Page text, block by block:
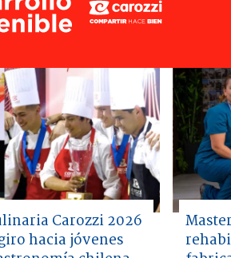
Carozzi 2026
hacia jóvenes